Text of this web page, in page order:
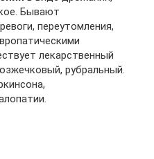
Бывают
переутомления,
лекарственный
рубральный.